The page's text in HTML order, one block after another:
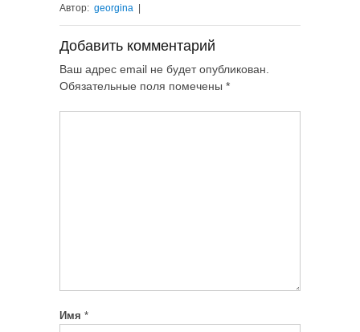
Автор: georgina |
Добавить комментарий
Ваш адрес email не будет опубликован.
Обязательные поля помечены *
Имя *